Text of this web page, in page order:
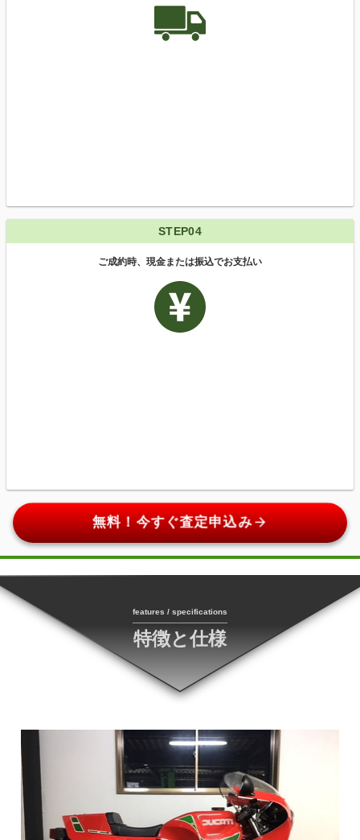
STEP04
ご成約時、現金または振込でお支払い
無料！今すぐ査定申込みarrow_forward
features / specifications
特徴と仕様